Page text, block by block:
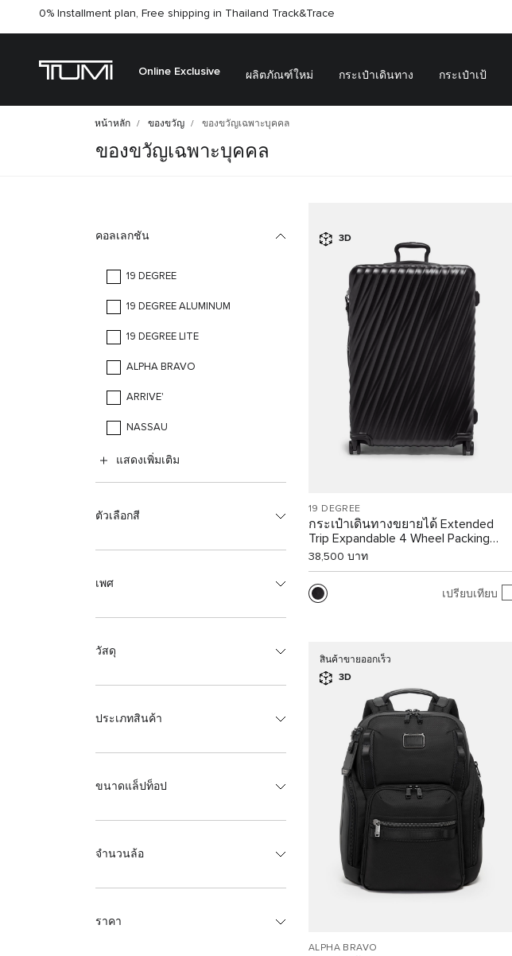
0% Installment plan, Free shipping in Thailand Track&Trace
Online Exclusive ผลิตภัณฑ์ใหม่ กระเป๋าเดินทาง กระเป๋าเป้
หน้าหลัก ของขวัญ ของขวัญเฉพาะบุคคล
ของขวัญเฉพาะบุคคล
คอลเลกชัน
19 DEGREE
19 DEGREE ALUMINUM
19 DEGREE LITE
ALPHA BRAVO
ARRIVE'
NASSAU
แสดงเพิ่มเติม
ตัวเลือกสี
เพศ
วัสดุ
ประเภทสินค้า
ขนาดแล็ปท็อป
จำนวนล้อ
ราคา
3D
19 DEGREE
กระเป๋าเดินทางขยายได้ Extended
Trip Expandable 4 Wheel Packing
Case
38,500 บาท
เปรียบเทียบ
สินค้าขายออกเร็ว
3D
ALPHA BRAVO